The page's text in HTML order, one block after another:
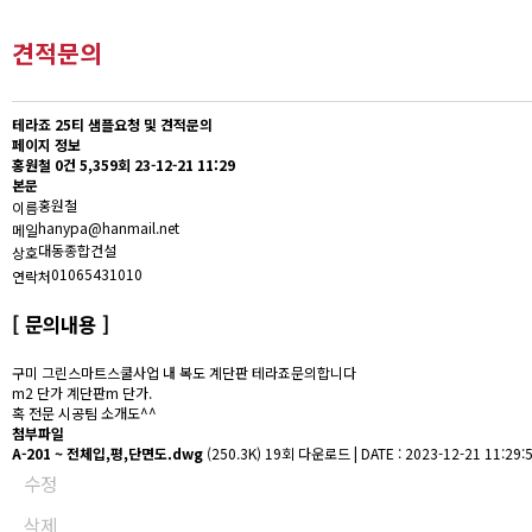
견적문의
테라죠 25티 샘플요청 및 견적문의
페이지 정보
홍원철 0건 5,359회 23-12-21 11:29
본문
이름홍원철
메일hanypa@hanmail.net
상호대동종합건설
연락처01065431010
[ 문의내용 ]
구미 그린스마트스쿨사업 내 복도 계단판 테라죠문의합니다
m2 단가 계단판m 단가.
혹 전문 시공팀 소개도^^
첨부파일
A-201 ~ 전체입,평,단면도.dwg (250.3K) 19회 다운로드 | DATE : 2023-12-21
수정
삭제